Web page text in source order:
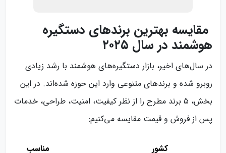
مقایسه بهترین برندهای دستگیره
هوشمند در سال ۲۰۲۵
در سال‌های اخیر، بازار دستگیره‌های هوشمند با رشد زیادی
روبرو شده و برندهای متنوعی وارد این حوزه شده‌اند. در این
بخش، ۵ برند مطرح را از نظر کیفیت، امنیت، طراحی، خدمات
پس از فروش و قیمت مقایسه می‌کنیم:
کشور
مناسب